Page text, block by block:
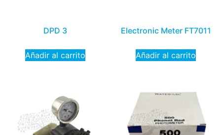
DPD 3
Añadir al carrito
Electronic Meter FT7011
Añadir al carrito